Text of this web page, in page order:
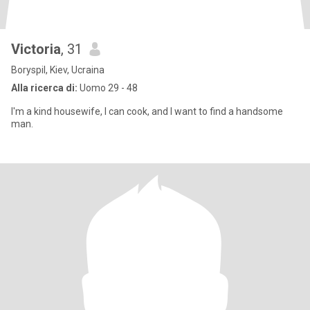
Victoria, 31
Boryspil, Kiev, Ucraina
Alla ricerca di: Uomo 29 - 48
I'm a kind housewife, I can cook, and I want to find a handsome
man.